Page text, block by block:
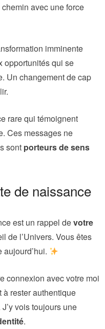
chemin avec une force
imminente
opportunités qui se
Un changement de cap
rare qui témoignent
Ces messages ne
sont porteurs de sens
de naissance
est un rappel devotre
de l’Univers. Vous êtes
connexion avec votre moi
à rester authentique
vois toujours une
.